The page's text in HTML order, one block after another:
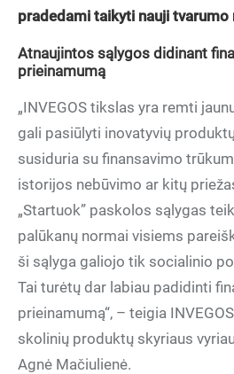
pradedami taikyti nauji tvarumo
Atnaujintos sąlygos didinant
prieinamumą
„INVEGOS tikslas yra remti
gali pasiūlyti inovatyvių
susiduria su finansavimo
istorijos nebūvimo ar kitų
„Startuok” paskolos sąlygas
palūkanų normai visiems
ši sąlyga galiojo tik socialinio
Tai turėtų dar labiau padidinti
prieinamumą“, – teigia
skolinių produktų skyriaus
Agnė Mačiulienė.